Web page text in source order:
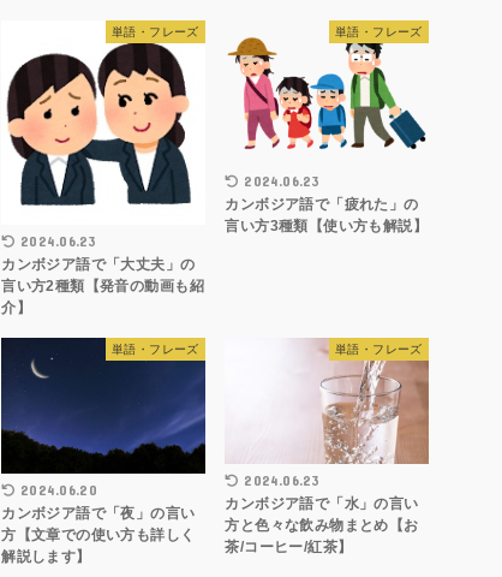
単語・フレーズ
2024.06.23
カンボジア語で「大丈夫」の
言い方2種類【発音の動画も紹
介】
単語・フレーズ
2024.06.23
カンボジア語で「疲れた」の
言い方3種類【使い方も解説】
単語・フレーズ
2024.06.20
カンボジア語で「夜」の言い
方【文章での使い方も詳しく
解説します】
単語・フレーズ
2024.06.23
カンボジア語で「水」の言い
方と色々な飲み物まとめ【お
茶/コーヒー/紅茶】